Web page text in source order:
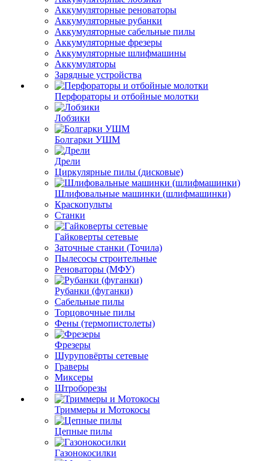
Аккумуляторные реноваторы
Аккумуляторные рубанки
Аккумуляторные сабельные пилы
Аккумуляторные фрезеры
Аккумуляторные шлифмашины
Аккумуляторы
Зарядные устройства
Перфораторы и отбойные молотки
Лобзики
Болгарки УШМ
Дрели
Циркулярные пилы (дисковые)
Шлифовальные машинки (шлифмашинки)
Краскопульты
Станки
Гайковерты сетевые
Заточные станки (Точила)
Пылесосы строительные
Реноваторы (МФУ)
Рубанки (фуганки)
Сабельные пилы
Торцовочные пилы
Фены (термопистолеты)
Фрезеры
Шуруповёрты сетевые
Граверы
Миксеры
Штроборезы
Триммеры и Мотокосы
Цепные пилы
Газонокосилки